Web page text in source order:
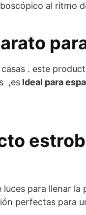
al ritmo
. este
,es Ideal para
para llenar
perfectas para